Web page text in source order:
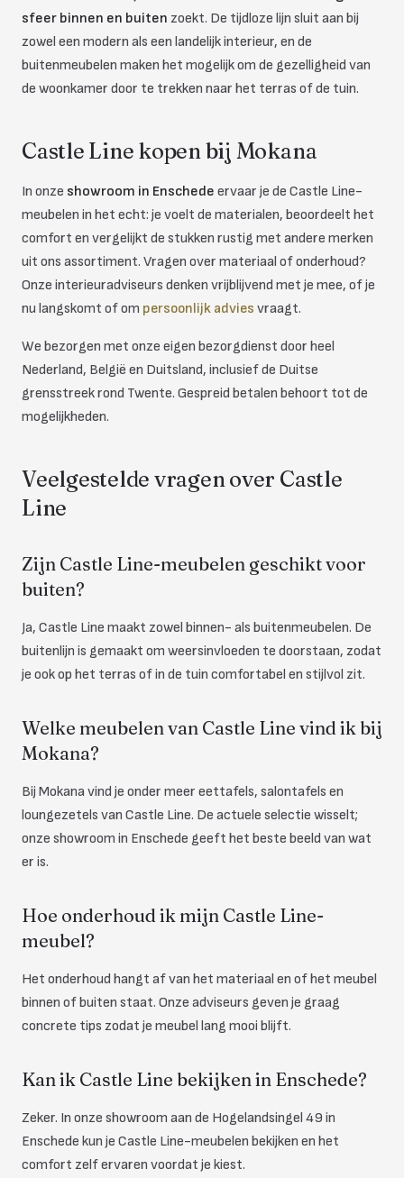
sfeer binnen en buiten zoekt. De tijdloze lijn sluit aan bij
zowel een modern als een landelijk interieur, en de
buitenmeubelen maken het mogelijk om de gezelligheid van
de woonkamer door te trekken naar het terras of de tuin.
Castle Line kopen bij Mokana
In onze showroom in Enschede ervaar je de Castle Line-
meubelen in het echt: je voelt de materialen, beoordeelt het
comfort en vergelijkt de stukken rustig met andere merken
uit ons assortiment. Vragen over materiaal of onderhoud?
Onze interieuradviseurs denken vrijblijvend met je mee, of je
nu langskomt of om persoonlijk advies vraagt.
We bezorgen met onze eigen bezorgdienst door heel
Nederland, België en Duitsland, inclusief de Duitse
grensstreek rond Twente. Gespreid betalen behoort tot de
mogelijkheden.
Veelgestelde vragen over Castle
Line
Zijn Castle Line-meubelen geschikt voor
buiten?
Ja, Castle Line maakt zowel binnen- als buitenmeubelen. De
buitenlijn is gemaakt om weersinvloeden te doorstaan, zodat
je ook op het terras of in de tuin comfortabel en stijlvol zit.
Welke meubelen van Castle Line vind ik bij
Mokana?
Bij Mokana vind je onder meer eettafels, salontafels en
loungezetels van Castle Line. De actuele selectie wisselt;
onze showroom in Enschede geeft het beste beeld van wat
er is.
Hoe onderhoud ik mijn Castle Line-
meubel?
Het onderhoud hangt af van het materiaal en of het meubel
binnen of buiten staat. Onze adviseurs geven je graag
concrete tips zodat je meubel lang mooi blijft.
Kan ik Castle Line bekijken in Enschede?
Zeker. In onze showroom aan de Hogelandsingel 49 in
Enschede kun je Castle Line-meubelen bekijken en het
comfort zelf ervaren voordat je kiest.